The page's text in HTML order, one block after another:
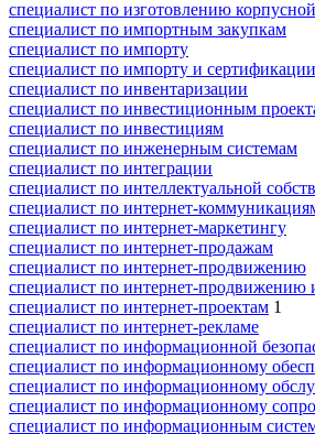
специалист по изготовлению
специалист по импортным закупкам
специалист по импорту
специалист по импорту и сертификации
специалист по инвентаризации
специалист по инвестиционным
специалист по инвестициям
специалист по инженерным системам
специалист по интеграции
специалист по интеллектуальной
специалист по интернет-
специалист по интернет-маркетингу
специалист по интернет-продажам
специалист по интернет-продвижению
специалист по интернет-продвижению
специалист по интернет-проектам 1
специалист по интернет-рекламе
специалист по информационной
специалист по информационному
специалист по информационному
специалист по информационному
специалист по информационным